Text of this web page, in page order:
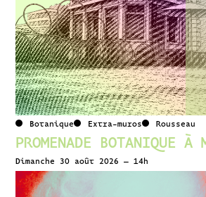
Botanique Extra-muros Rousseau
PROMENADE BOTANIQUE À
Dimanche 30 août 2026 – 14h